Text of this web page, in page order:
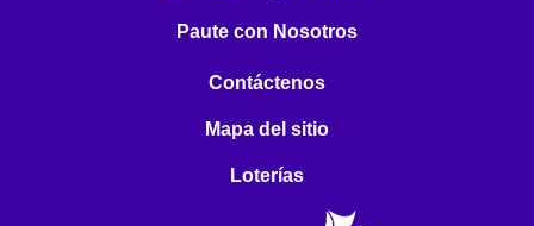
Paute con Nosotros
Contáctenos
Mapa del sitio
Loterías